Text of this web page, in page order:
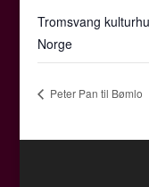
Tromsvang
Norge
Peter Pan til Bømlo